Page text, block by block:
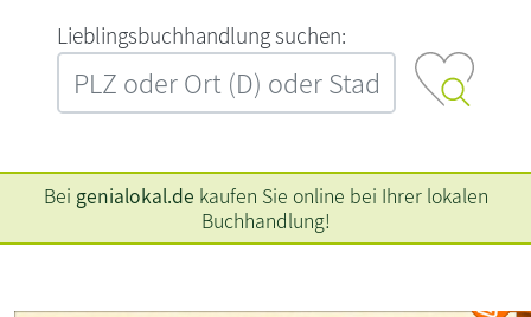
L‍i‍e‍b‍l‍i‍n‍g‍s‍b‍u‍c‍h‍h‍a‍n‍d‍l‍u‍n‍g‍ ‍s‍u‍c‍h‍e‍n‍:‍
Bei genialokal.de kaufen Sie online bei Ihrer lokalen
Buchhandlung!